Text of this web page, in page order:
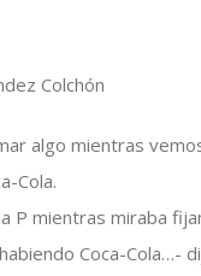
Colchón
algo mientras
Cola.
P mientras miraba
Coca-Cola…-